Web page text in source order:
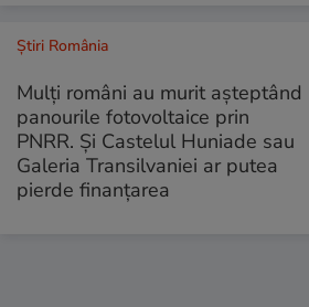
Știri România
Mulți români au murit așteptând
panourile fotovoltaice prin
PNRR. Și Castelul Huniade sau
Galeria Transilvaniei ar putea
pierde finanțarea